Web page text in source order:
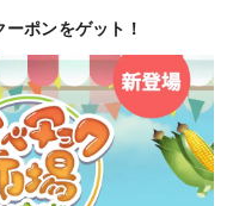
ポンをゲット！